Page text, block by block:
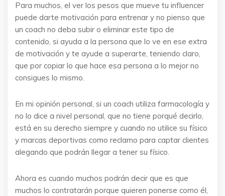
Para muchos, el ver los pesos que mueve tu influencer
puede darte motivación para entrenar y no pienso que
un coach no deba subir o eliminar este tipo de
contenido, si ayuda a la persona que lo ve en ese extra
de motivación y te ayude a superarte, teniendo claro,
que por copiar lo que hace esa persona a lo mejor no
consigues lo mismo.
En mi opinión personal, si un coach utiliza farmacología y
no lo dice a nivel personal, que no tiene porqué decirlo,
está en su derecho siempre y cuando no utilice su físico
y marcas deportivas como reclamo para captar clientes
alegando que podrán llegar a tener su físico.
Ahora es cuando muchos podrán decir que es que
muchos lo contratarán porque quieren ponerse como él,